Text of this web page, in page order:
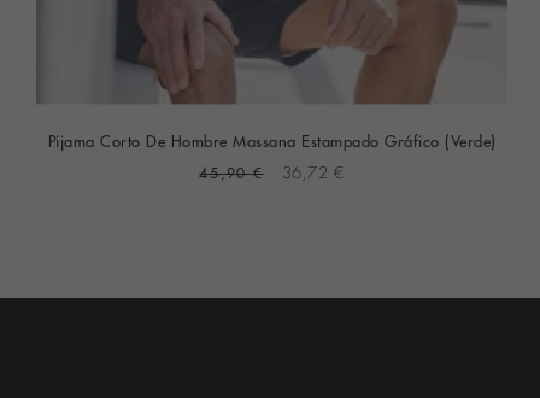
Pijama Corto De Hombre Massana Estampado Gráfico (Verde)
45,90 € 36,72 €